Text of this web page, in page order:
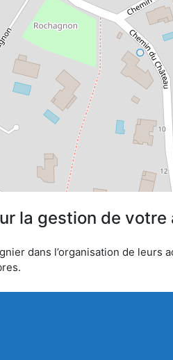
la gestion de votre
dans l’organisation de